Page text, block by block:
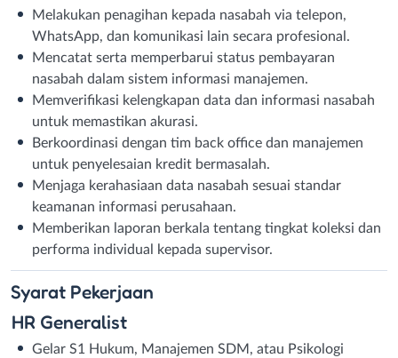
Melakukan penagihan kepada nasabah via telepon,
WhatsApp, dan komunikasi lain secara profesional.
Mencatat serta memperbarui status pembayaran
nasabah dalam sistem informasi manajemen.
Memverifikasi kelengkapan data dan informasi nasabah
untuk memastikan akurasi.
Berkoordinasi dengan tim back office dan manajemen
untuk penyelesaian kredit bermasalah.
Menjaga kerahasiaan data nasabah sesuai standar
keamanan informasi perusahaan.
Memberikan laporan berkala tentang tingkat koleksi dan
performa individual kepada supervisor.
Syarat Pekerjaan
HR Generalist
Gelar S1 Hukum, Manajemen SDM, atau Psikologi